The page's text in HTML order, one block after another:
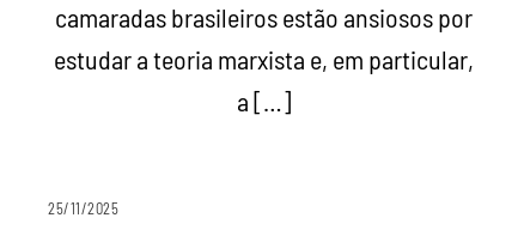
camaradas brasileiros estão ansiosos por
estudar a teoria marxista e, em particular,
a […]
25/11/2025